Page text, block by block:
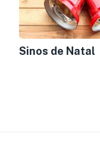
Sinos de Natal